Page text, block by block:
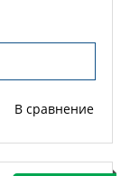
В сравнение